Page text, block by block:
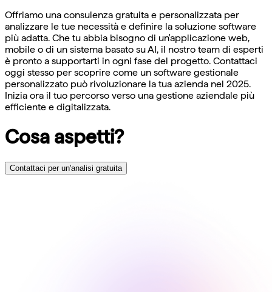
Offriamo una consulenza gratuita e personalizzata per
analizzare le tue necessità e definire la soluzione software
più adatta. Che tu abbia bisogno di un'applicazione web,
mobile o di un sistema basato su AI, il nostro team di esperti
è pronto a supportarti in ogni fase del progetto. Contattaci
oggi stesso per scoprire come un software gestionale
personalizzato può rivoluzionare la tua azienda nel 2025.
Inizia ora il tuo percorso verso una gestione aziendale più
efficiente e digitalizzata.
Cosa aspetti?
Contattaci per un'analisi gratuita